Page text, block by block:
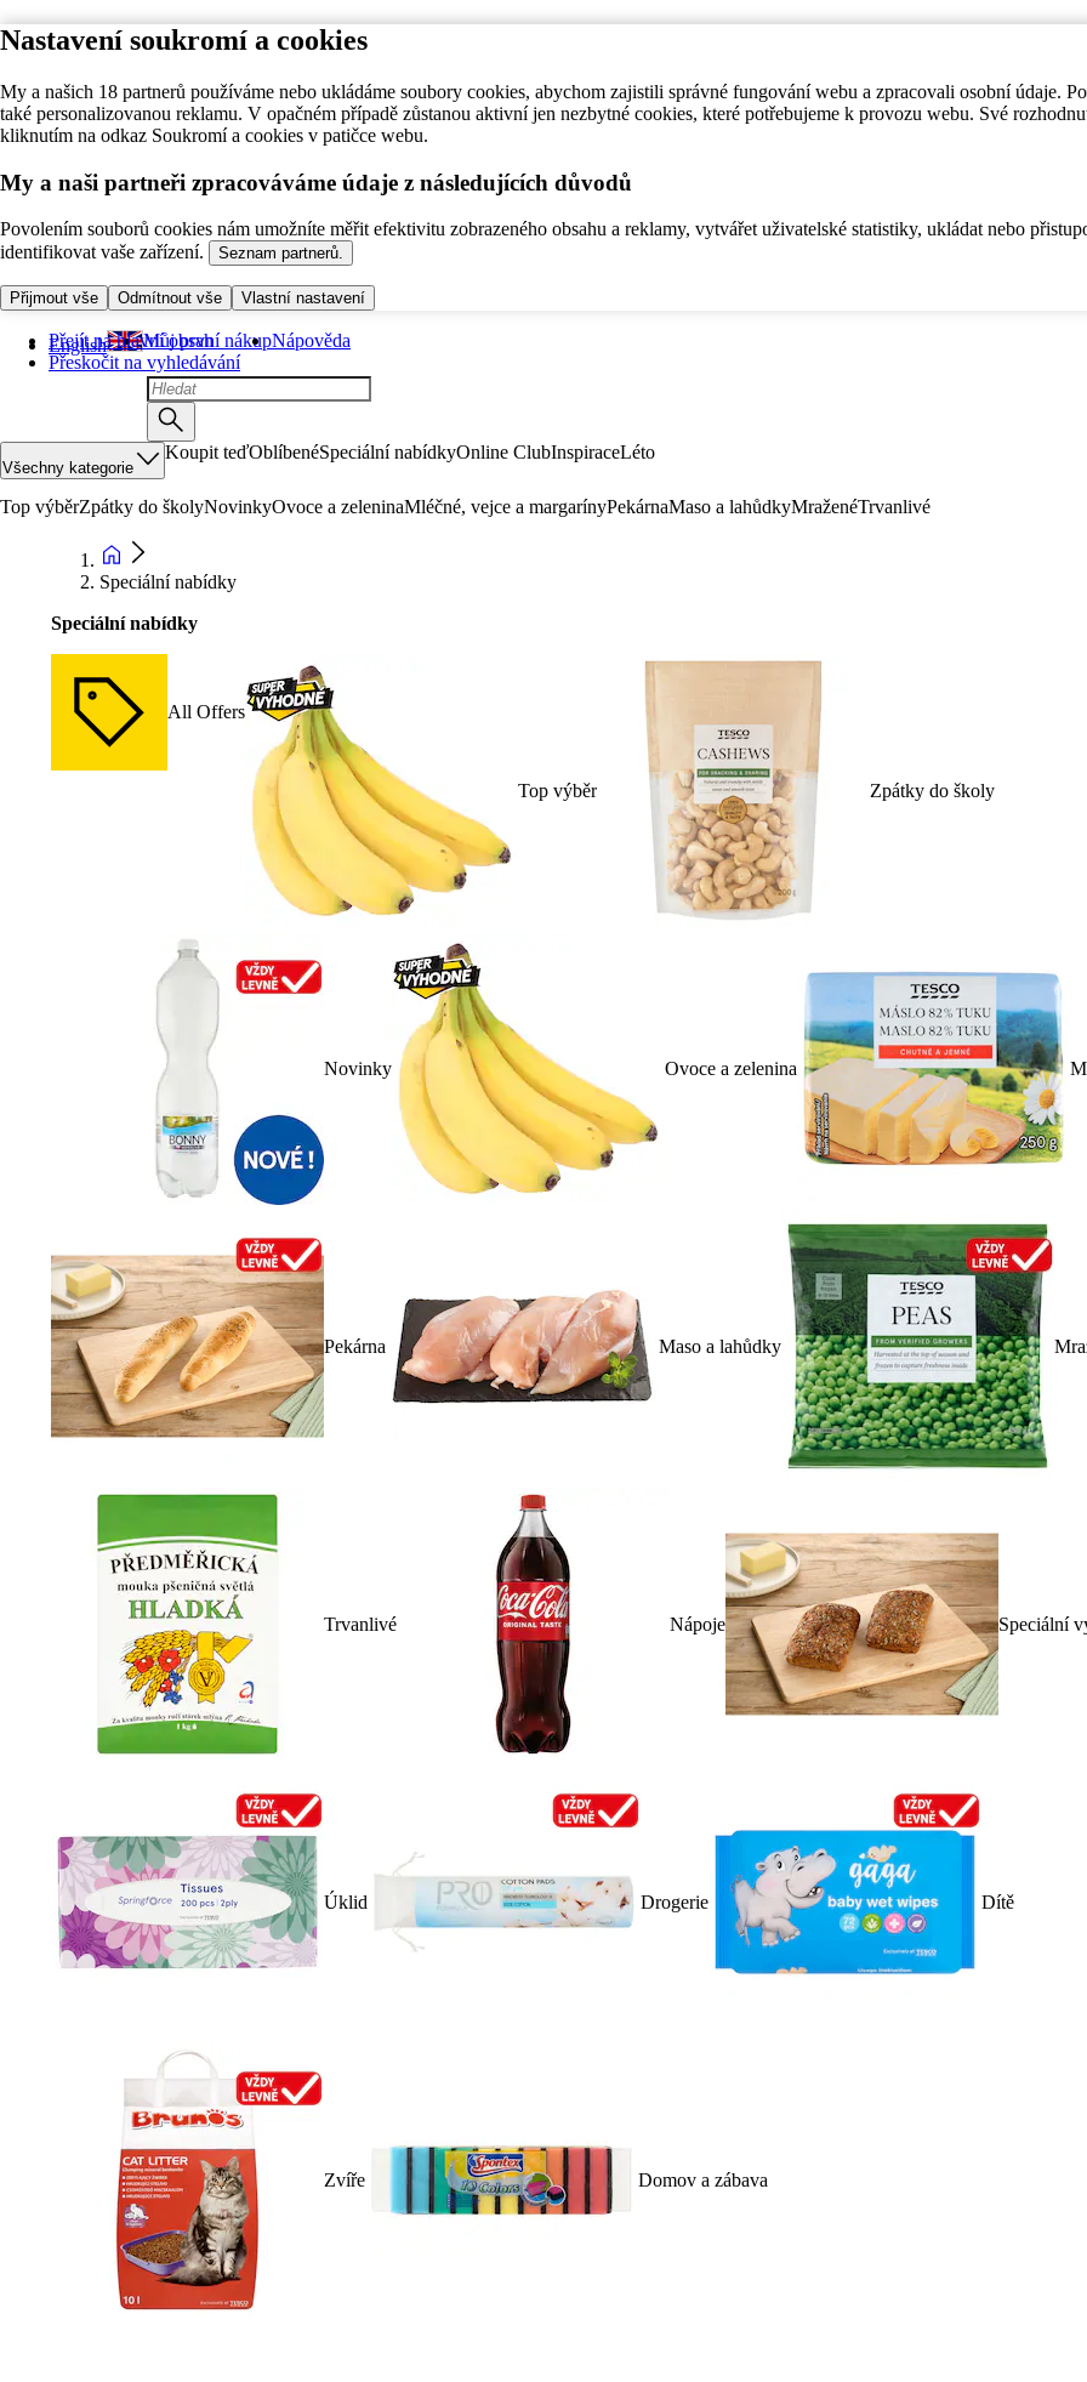
Nastavení soukromí a cookies
My a našich 18 partnerů používáme nebo ukládáme soubory cookies, abychom zajistili správné fungování webu a zpracovali osobní údaje.
také personalizovanou reklamu. V opačném případě zůstanou aktivní jen nezbytné cookies, které potřebujeme k provozu webu. Své
kliknutím na odkaz Soukromí a cookies v patičce webu.
My a naši partneři zpracováváme údaje z následujících důvodů
Povolením souborů cookies nám umožníte měřit efektivitu zobrazeného obsahu a reklamy, vytvářet uživatelské statistiky, ukládat nebo
identifikovat vaše zařízení.
Seznam partnerů.
Přijmout vše Odmítnout vše Vlastní nastavení
Přejít na hlavní obsah
Přeskočit na vyhledávání
English Můj první nákupNápověda
Všechny kategorie
Koupit teďOblíbenéSpeciální nabídkyOnline ClubInspiraceLéto
Top výběrZpátky do školyNovinkyOvoce a zeleninaMléčné, vejce a margarínyPekárnaMaso a lahůdkyMraženéTrvanlivé
Speciální nabídky
Speciální nabídky
All Offers
Top výběr Zpátky do školy
Novinky Ovoce a zelenina
Pekárna Maso a lahůdky
Trvanlivé Nápoje Speciální
Úklid Drogerie Dítě
Zvíře Domov a zábava